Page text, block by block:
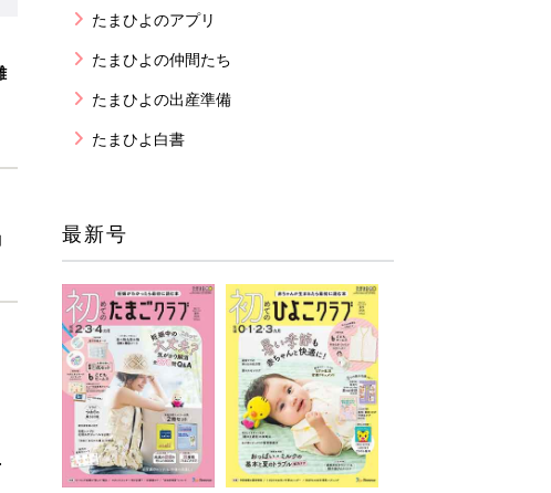
たまひよのアプリ
たまひよの仲間たち
たまひよの出産準備
たまひよ白書
最新号